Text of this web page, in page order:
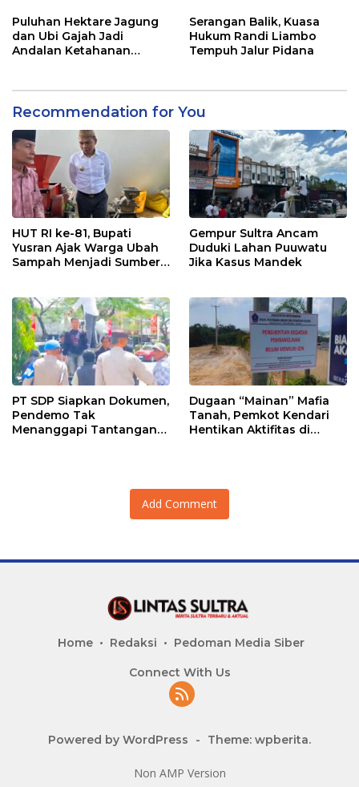
Puluhan Hektare Jagung
dan Ubi Gajah Jadi
Andalan Ketahanan
Serangan Balik, Kuasa
Hukum Randi Liambo
Tempuh Jalur Pidana
Recommendation for You
HUT RI ke-81, Bupati
Yusran Ajak Warga Ubah
Sampah Menjadi Sumber
Gempur Sultra Ancam
Duduki Lahan Puuwatu
Jika Kasus Mandek
PT SDP Siapkan Dokumen,
Pendemo Tak
Menanggapi Tantangan
Dugaan “Mainan” Mafia
Tanah, Pemkot Kendari
Hentikan Aktifitas di
Add Comment
Home Redaksi Pedoman Media Siber
Connect With Us
Powered by WordPress - Theme: wpberita.
Non AMP Version